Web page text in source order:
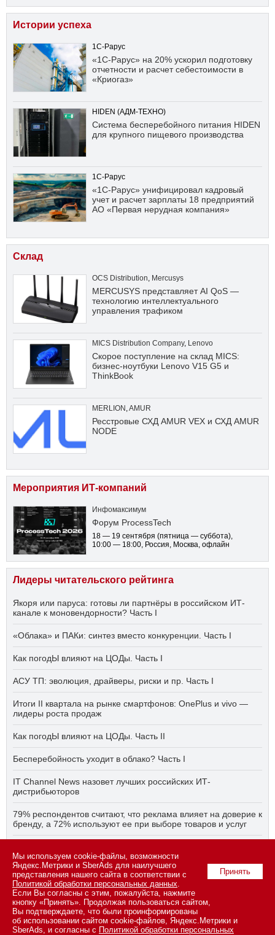
Истории успеха
1С-Рарус
«1С-Рарус» на 20% ускорил подготовку
отчетности и расчет себестоимости в
«Криогаз»
HIDEN (АДМ-ТЕХНО)
Система бесперебойного питания HIDEN
для крупного пищевого производства
1С-Рарус
«1С-Рарус» унифицировал кадровый
учет и расчет зарплаты 18 предприятий
АО «Первая нерудная компания»
Склад
OCS Distribution, Mercusys
MERCUSYS представляет AI QoS —
технологию интеллектуального
управления трафиком
MICS Distribution Company, Lenovo
Скорое поступление на склад MICS:
бизнес-ноутбуки Lenovo V15 G5 и
ThinkBook
MERLION ,AMUR
Ресстровые СХД AMUR VEX и СХД AMUR
NODE
Мероприятия ИТ-компаний
Инфомаксимум
Форум ProcessTech
18 — 19 сентября (пятница — суббота),
10:00 — 18:00, Россия, Москва, офлайн
Лидеры читательского рейтинга
Якоря или паруса: готовы ли партнёры в российском ИТ-
канале к моновендорности? Часть I
«Облака» и ПАКи: синтез вместо конкуренции. Часть I
Как погодЫ влияют на ЦОДы. Часть I
АСУ ТП: эволюция, драйверы, риски и пр. Часть I
Итоги II квартала на рынке смартфонов: OnePlus и vivo —
лидеры роста продаж
Как погодЫ влияют на ЦОДы. Часть II
Бесперебойность уходит в облако? Часть I
IT Channel News назовет лучших российских ИТ-
дистрибьюторов
79% респондентов считают, что реклама влияет на доверие к
бренду, а 72% используют ее при выборе товаров и услуг
ПО нужно всё сразу? Часть I
© 2026 ООО «СК ПРЕСС».Политика конфиденциальности
персональных данных,информация об авторских правах и порядке
использования материалов сайта
109147 г. Москва, ул. Марксистская, 34, строение 10. Телефон: +7
Принять
Мы используем cookie-файлы, возможности
Яндекс.Метрики и SberAds для наилучшего
представления нашего сайта в соответствии с
Политикой обработки персональных данных.
Если Вы согласны с этим, пожалуйста, нажмите
кнопку «Принять». Продолжая пользоваться сайтом,
Вы подтверждаете, что были проинформированы
об использовании сайтом cookie-файлов, Яндекс.Метрики и
SberAds, и согласны с Политикой обработки персональных